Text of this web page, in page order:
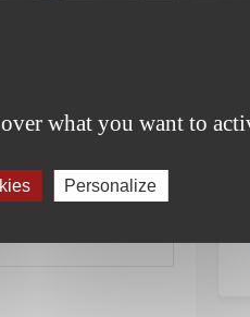
what you want to
Personalize